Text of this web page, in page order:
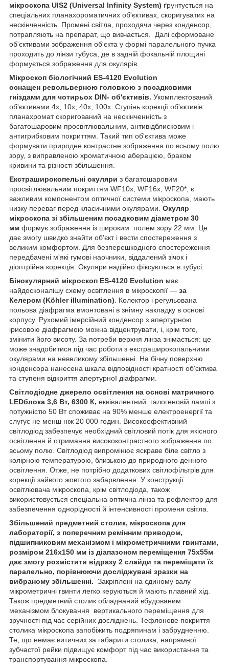
мікроскопа UIS2 (Universal Infinity System) ґрунтується на
спеціальних планахороматичних об'єктивах, скоригуватих на
нескінченність. Промені світла, проходячи через конденсор,
потрапляють на препарат, що вивчається. Далі сформоване
об'єктивами зображення об'єкта у формі паралельного пучка
проходить до лінзи тубуса, де в задній фокальній площині
формується зображення для окулярів.
Мікроскоп біологічний ES-4120 Evolution
оснащен револьверною головкою з посадковими
гніздами для чотирьох DIN- об'єктивів. Укомплектований
об'єктивами 4х, 10х, 40х, 100х. Ступінь корекції об'єктивів:
планахромат скоригований на нескінченність з
багатошаровим просвітлювальним, антивідблисковим і
антигрибковим покриттям. Такий тип об'єктива може
формувати природне контрастне зображення по всьому полю
зору, з виправленою хроматичною аберацією, браком
кривини та різності збільшення.
Екстраширокопельні окуляри з багатошаровим
просвітлювальним покриттям WF10х, WF16х, WF20*, є
важливим компонентом оптичної системи мікроскопа, мають
низку переваг перед класичними окулярами. Окуляр
мікроскопа зі збільшеним посадковим діаметром 30
мм формує зображення із широким полем зору 22 мм. Це
дає змогу швидко знайти об'єкт і вести спостереження з
великим комфортом. Для безперешкодного спостереження
передбачені м'які гумові наочники, віддалений зічок і
діоптрійна корекція. Окуляри надійно фіксуються в тубусі.
Бінокулярний мікроскоп ES-4120 Evolution має
найдосконалішу схему освітлення в мікроскопії — за
Келером (Köhler illumination) . Колектор і регульована
польова діафрагма вмонтовані в знімну накладку в основі
корпусу. Рухомий імерсійний конденсор з апертурною
ірисовою діафрагмою можна відцентрувати, і, крім того,
змінити його висоту. За потреби верхня лінза знімається: це
може знадобитися під час роботи з екстраширокопальними
окулярами на невеликому збільшенні. На бічну поверхню
конденсора нанесена шкала відповідності кратності об'єктива
та ступеня відкриття апертурної діафрагми.
Світлодіодне джерело освітлення на основі матричного
LEDблока 3,6 Вт, 6300 К, еквівалентний галогеновій лампі з
потужністю 50 Вт споживає на 90% менше електроенергії та
слугує не менш ніж 20 000 годин. Високоефективний
світлодіод забезпечує необхідний світловий потік для якісного
освітлення й отримання висококонтрастного зображення по
всьому полю. Світлодіод випромінює яскраве біле світло з
колірною температурою, близькою до природного денного
освітлення. Отже, не потрібно додаткових світлофільтрів для
корекції зайвого жовтого забарвлення. У конструкції
освітлювача мікроскопа, крім світлодіода, також
використовується спеціальна оптична лінза та рефлектор для
забезпечення однорідності й інтенсивності променя світла.
Збільшений предметний столик, мікроскопа для
лабораторії, з поперечним ремінним приводом,
підшипниковим механізмом і мікрометричними гвинтами,
розміром 216х150 мм із діапазоном переміщення 75х55м
дає змогу розмістити відразу 2 слайди та переміщати їх
паралельно, порівнюючи досліджувані зразки на
вибраному збільшенні. Закріплені на єдиному валу
мікрометричні гвинти легко керуються й мають плавний хід.
Також предметний столик обладнаний вбудованим
механізмом блокування вертикального переміщення для
зручності під час серійних досліджень. Тефлонове покриття
столика мікроскопа запобіжить подряпинам і забрудненню.
Те, що немає витичних за габарити столика, напрямної
зубчастої рейки підвищує комфорт під час використання та
транспортування мікроскопа.